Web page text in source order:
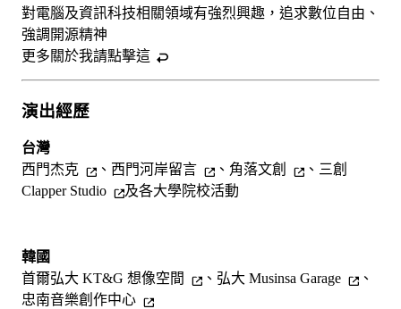
對電腦及資訊科技相關領域有強烈興趣，追求數位自由、
強調開源精神
更多關於我請點擊這
演出經歷
台灣
西門杰克
、 西門河岸留言 、 角落文創 、 三創
Clapper Studio
及各大學院校活動
韓國
首爾弘大 KT&G 想像空間
、 弘大 Musinsa Garage
、
忠南音樂創作中心